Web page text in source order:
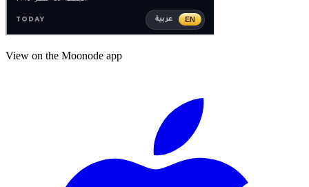
View on the Moonode app